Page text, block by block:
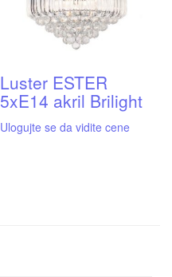
Luster ESTER
5xE14 akril Brilight
Ulogujte se da vidite cene